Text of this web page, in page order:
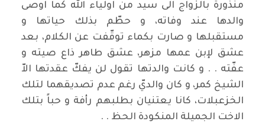
منذورة بالزواج الى سيد من اولياء الله كما اوصى
والدها عند وفاته، و حطّم بذلك حياتها و
مستقبلها و صارت بكماء توقّفت عن الكلام، بعد
عشق لإبن عمها مزهر، عشق طاهر ذاع صيته و
عفّته . . و كانت والدتها تقول لن يفكّ عقدتها الاّ
الشيخ كمر، و كان والديّ رغم عدم تصديقهما لتلك
الخزعبلات، كانا يعتنيان بطلبهم رأفة و حباً بتلك
الاخت الجميلة المنكودة الحظ . .